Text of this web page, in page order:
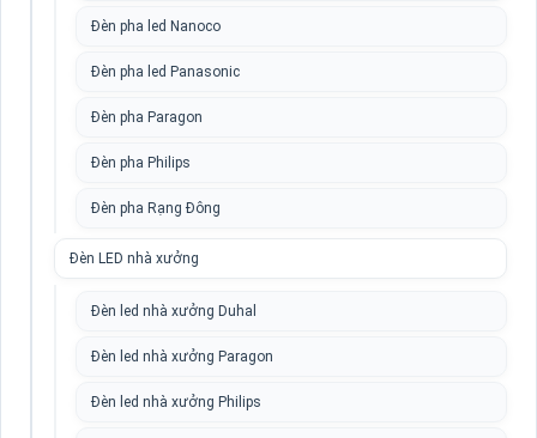
Đèn pha led Nanoco
Đèn pha led Panasonic
Đèn pha Paragon
Đèn pha Philips
Đèn pha Rạng Đông
Đèn LED nhà xưởng
Đèn led nhà xưởng Duhal
Đèn led nhà xưởng Paragon
Đèn led nhà xưởng Philips